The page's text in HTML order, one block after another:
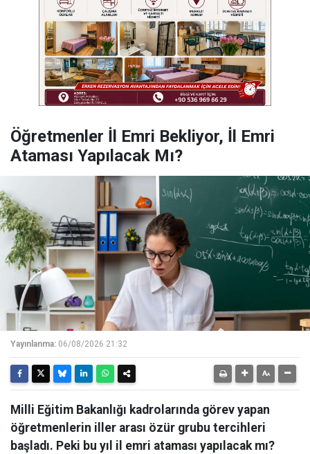
Öğretmenler İl Emri Bekliyor, İl Emri
Ataması Yapılacak Mı?
Yayınlanma: 06/08/2026 21:32
Milli Eğitim Bakanlığı kadrolarında görev yapan
öğretmenlerin iller arası özür grubu tercihleri
başladı. Peki bu yıl il emri ataması yapılacak mı?